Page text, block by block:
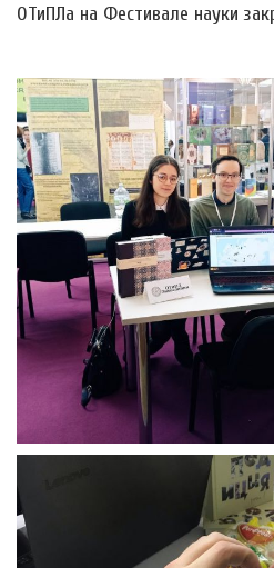
ОТиПЛа на Фестивале науки